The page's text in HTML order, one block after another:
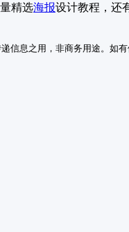
精选海报设计教程，还
信息之用，非商务用途。如